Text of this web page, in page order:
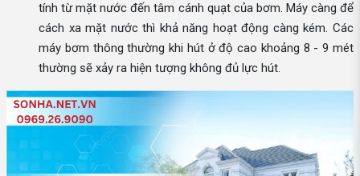
tính từ mặt nước đến tâm cánh quạt của bơm. Máy càng để
cách xa mặt nước thì khả năng hoạt động càng kém. Các
máy bơm thông thường khi hút ở độ cao khoảng 8 - 9 mét
thường sẽ xảy ra hiện tượng không đủ lực hút.